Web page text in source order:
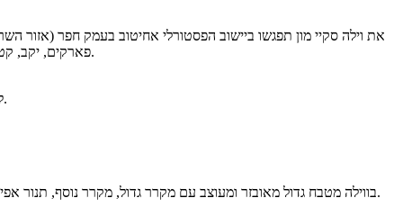
את וילה סקיי מון תפגשו ביישוב הפסטורלי אחיטוב בעמק חפר (אזור
פארקים, יקב, קטיף, טרקטורונים, נחל אלכסנדר. וילה עם בריכה מחוממת בעונה, ג'קוזי, 2 חדרי שינה, כדורגל, כדורסל, מערכת הגברה למסיבות. אירוח לגילאי 27 ומעלה.
לינה ב-2 חדרי שינה זוגיים ועוד סוויטה מרווחת, בכל חדרי השינה מיטה זוגית נוחה, ארון , מיזוג אוויר, מצעים וכלי מיטה, מסך שטוח. בווילה 2 חדרי רחצה.
בווילה מטבח גדול מאובזר ומעוצב עם מקרר גדול, מקרר נוסף, תנור אפייה, מיקרוגל, קומקום חשמלי, טוסטר, מכונת קפה, כלי מטבח כולל סירים. הסלון ממתין לכם עם פינת ישיבה נוחה ל-20 איש, מסך 65 אינטש, שולחן סלון.